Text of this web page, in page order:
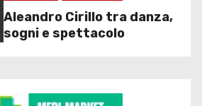
Aleandro Cirillo tra danza,
sogni e spettacolo